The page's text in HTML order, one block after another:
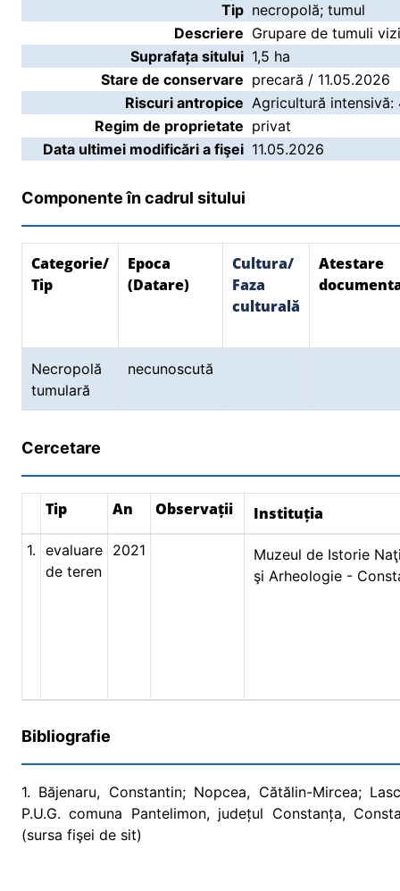
Tip necropolă; tumul
Descriere Grupare de tumuli
Suprafața sitului 1,5 ha
Stare de conservare precară / 11.05.2026
Riscuri antropice Agricultură intensivă:
Regim de proprietate privat
Data ultimei modificări a fişei 11.05.2026
Componente în cadrul sitului
Categorie/
Tip
Epoca
(Datare)
Cultura/
Faza
culturală
Atestare
Necropolă
tumulară
necunoscută
Cercetare
Tip An Observații Instituția
1. evaluare
de teren
2021
Muzeul de Istorie
şi Arheologie -
Bibliografie
1. Băjenaru, Constantin; Nopcea, Cătălin-Mircea;
P.U.G. comuna Pantelimon, județul Constanța,
(sursa fişei de sit)